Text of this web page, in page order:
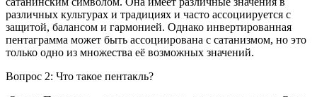
различных культурах и традициях и часто ассоциируется с
защитой, балансом и гармонией. Однако инвертированная
пентаграмма может быть ассоциирована с сатанизмом, но это
только одно из множества её возможных значений.
Вопрос 2: Что такое пентакль?